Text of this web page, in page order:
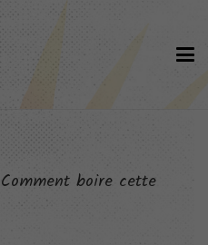
boire cette